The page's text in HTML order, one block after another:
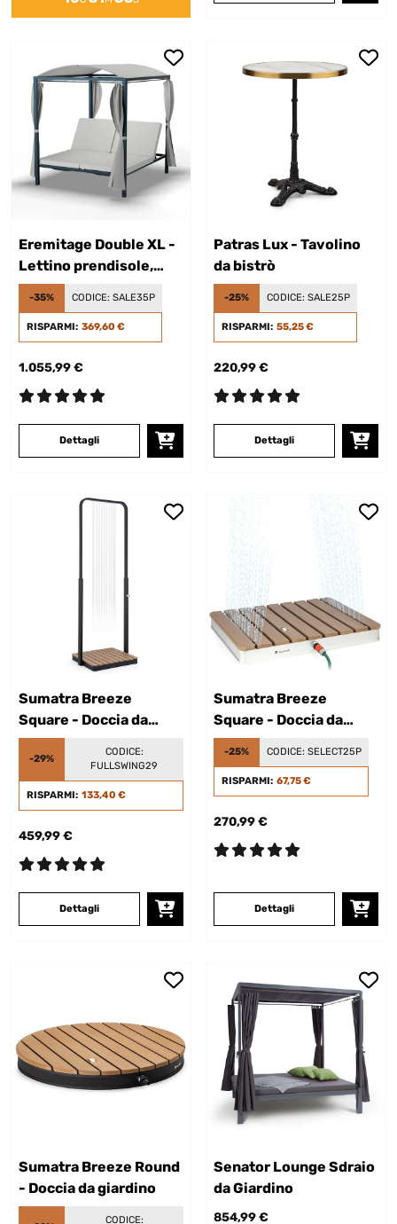
Eremitage Double XL -
Lettino prendisole,
sunbed | Protezione dal
-35% CODICE: SALE35P
RISPARMI: 369,60 €
1.055,99 €
Dettagli
Patras Lux - Tavolino
da bistrò
-25% CODICE: SALE25P
RISPARMI: 55,25 €
220,99 €
Dettagli
Sumatra Breeze
Square - Doccia da
giardino
-29%
CODICE:
FULLSWING29
RISPARMI: 133,40 €
459,99 €
Dettagli
Sumatra Breeze
Square - Doccia da
giardino
-25% CODICE: SELECT25P
RISPARMI: 67,75 €
270,99 €
Dettagli
Sumatra Breeze Round
- Doccia da giardino
CODICE:
Senator Lounge Sdraio
da Giardino
854,99 €